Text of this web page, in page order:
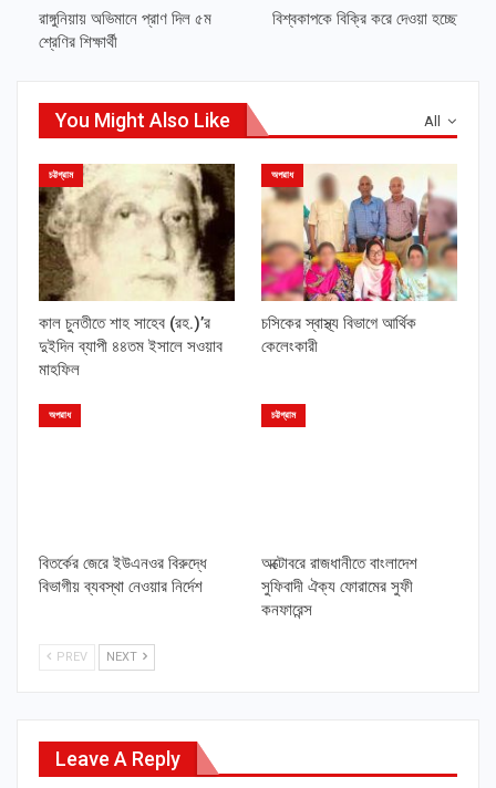
রাঙ্গুনিয়ায় অভিমানে প্রাণ দিল ৫ম
শ্রেণির শিক্ষার্থী
বিশ্বকাপকে বিক্রি করে দেওয়া হচ্ছে
All
You Might Also Like
চট্টগ্রাম
কাল চুনতীতে শাহ সাহেব (রহ.)’র
দুইদিন ব্যাপী ৪৪তম ইসালে সওয়াব
মাহফিল
অপরাধ
চসিকের স্বাস্থ্য বিভাগে আর্থিক
কেলেংকারী
অপরাধ
বিতর্কের জেরে ইউএনওর বিরুদ্ধে
বিভাগীয় ব্যবস্থা নেওয়ার নির্দেশ
চট্টগ্রাম
অক্টোবরে রাজধানীতে বাংলাদেশ
সুফিবাদী ঐক্য ফোরামের সুফী
কনফারেন্স
PREV NEXT
Leave A Reply